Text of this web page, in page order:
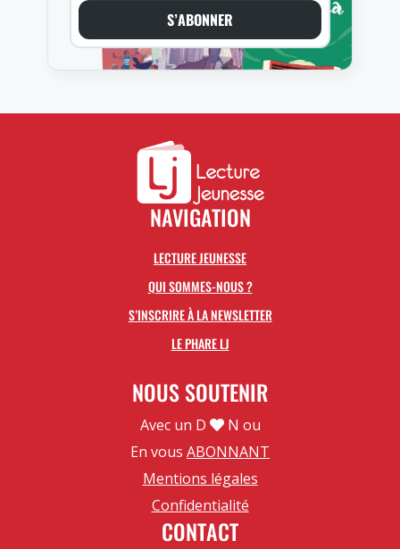
S’ABONNER
NAVIGATION
LECTURE JEUNESSE
QUI SOMMES-NOUS ?
S’INSCRIRE À LA NEWSLETTER
LE PHARE LJ
NOUS SOUTENIR
Avec un D
N ou
En vous ABONNANT
Mentions légales
Confidentialité
CONTACT